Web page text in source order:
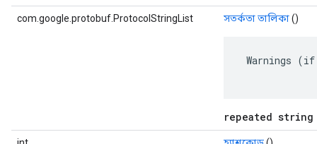
com.google.protobuf.ProtocolStringList সতর্কতা তালিকা()
Warnings
repeated string